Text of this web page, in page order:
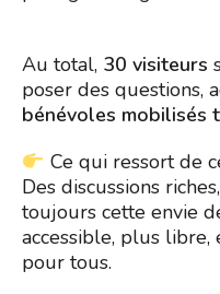
Au total, 30 visiteurs
poser des questions,
bénévoles mobilisés
Ce qui ressort de
Des discussions
toujours cette envie
accessible, plus
pour tous.